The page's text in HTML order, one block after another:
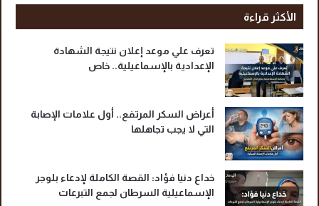
ر
ا
ن
الأكثر قراءة
تعرف علي موعد إعلان نتيجة الشهادة
الإعدادية بالإسماعيلية.. خاص
أعراض السكر المرتفع.. أول علامات الإصابة
التي لا يجب تجاهلها
خداع دنيا فؤاد: القصة الكاملة لإدعاء بلوجر
الإسماعيلية السرطان لجمع التبرعات